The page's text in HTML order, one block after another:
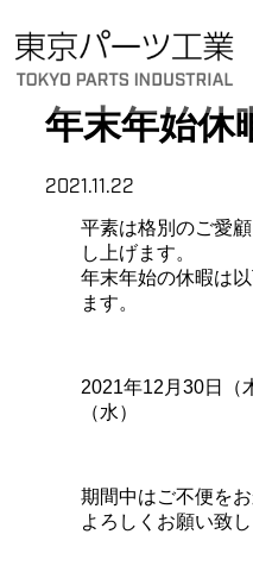
内
容
年末年始休
2021.11.22
平素は格別のご愛
し上げます。
年末年始の休暇は
ます。
2021年12月30日（
（水）
期間中はご不便を
よろしくお願い致し